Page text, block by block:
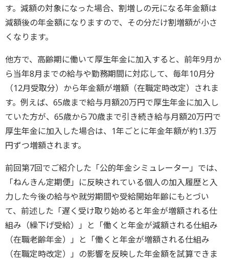
す。減額の対象になった場合、割増しの元になる年金額は
減額後の年金額になりますので、その分だけ割増額が小さ
くなります。
他方で、高齢期に働いて厚生年金に加入すると、前年9月か
ら当年8月までの給与や勤務期間に対応して、毎年10月分
（12月受取分）から年金額が増額（在職定時改定）されま
す。例えば、65歳まで給与月額20万円で厚生年金に加入し
ていた方が、65歳から70歳まで引き続き給与月額20万円で
厚生年金に加入した場合は、1年ごとに年金年額が約1.3万
円ずつ増額されます。
前回第7回でご紹介した「公的年金シミュレーター」では、
「ねんきん定期便」に反映されている個人の加入履歴と入
力した今後の給与や就労期間や受給開始年齢にもとづい
て、前述した「遅く受け取り始めると年金が増額される仕
組み（繰下げ受給）」と「働くと年金が減額される仕組み
（在職老齢年金）」と「働くと年金が増額される仕組み
（在職定時改定）」の影響を反映した年金額を試算できま